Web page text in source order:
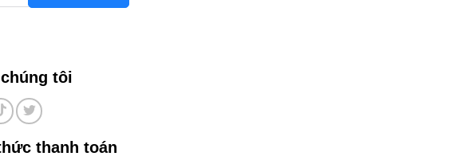
tôi
thanh toán